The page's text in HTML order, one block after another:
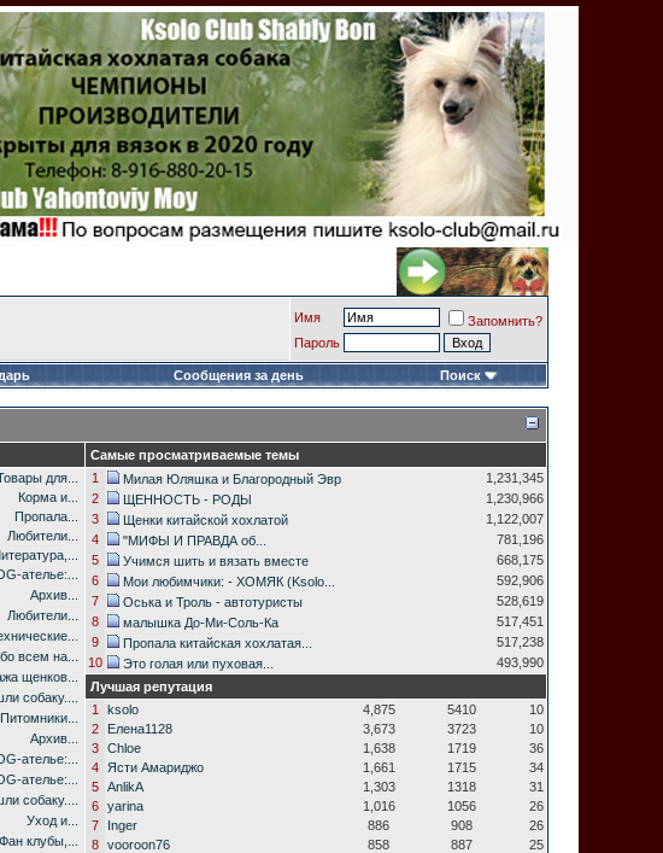
Имя
Запомнить?
Пароль
Сообщения за день Поиск
Самые просматриваемые темы
для...
Корма и...
Пропала...
Любители...
ателье:...
Архив...
Любители...
всем на...
щенков...
собаку....
Питомники...
Архив...
ателье:...
ателье:...
собаку....
Уход и...
Фан клубы,...
1 Милая Юляшка и Благородный Эвр
1,231,345
2
ЩЕННОСТЬ - РОДЫ
1,230,966
3
Щенки китайской хохлатой
1,122,007
4
"МИФЫ И ПРАВДА об...
781,196
5
Учимся шить и вязать вместе
668,175
6
Мои любимчики: - ХОМЯК (Ksolo...
592,906
7
Оська и Троль - автотуристы
528,619
8
малышка До-Ми-Соль-Ка
517,451
9
Пропала китайская хохлатая...
517,238
10
Это голая или пуховая...
493,990
Лучшая репутация
1
ksolo 4,875 5410
10
2
Елена1128 3,673 3723
10
3 Chloe 1,638 1719
36
4
Ясти Амариджо 1,661 1715
34
5 AnlikA 1,303 1318
31
6 yarina 1,016 1056
26
7
Inger 886 908
26
8 vooroon76 858 887
25